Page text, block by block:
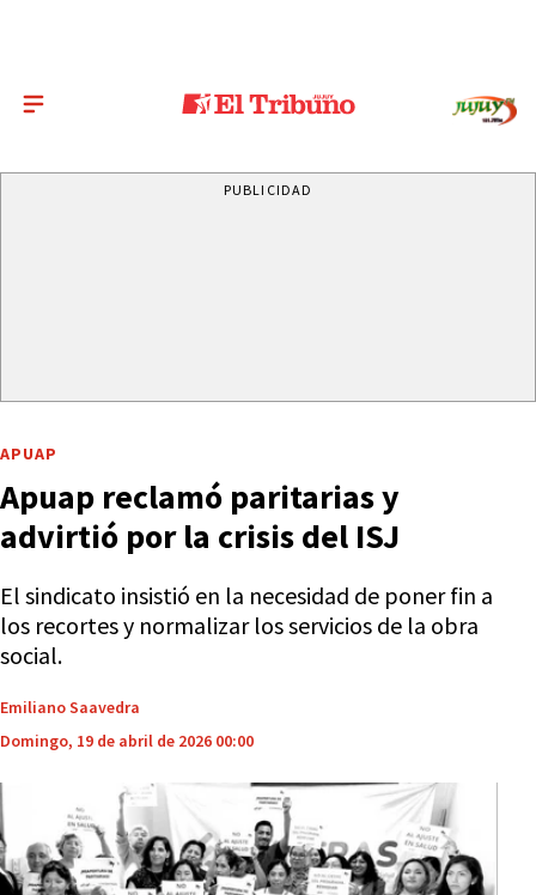
PUBLICIDAD
APUAP
Apuap reclamó paritarias y
advirtió por la crisis del ISJ
El sindicato insistió en la necesidad de poner fin a
los recortes y normalizar los servicios de la obra
social.
Emiliano Saavedra
Domingo, 19 de abril de 2026 00:00